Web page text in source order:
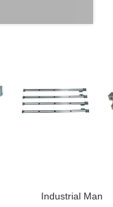
Industrial Man